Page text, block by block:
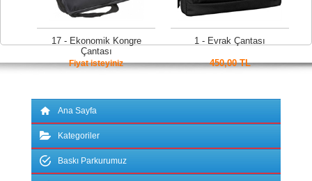
17 - Ekonomik Kongre
Çantası
Fiyat isteyiniz
1 - Evrak Çantası
450,00 TL
Ana Sayfa
Kategoriler
Baskı Parkurumuz